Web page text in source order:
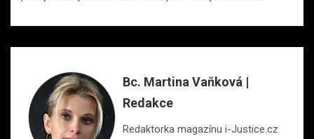
Bc. Martina Vaňková |
Redakce
Redaktorka magazínu i-Justice.cz